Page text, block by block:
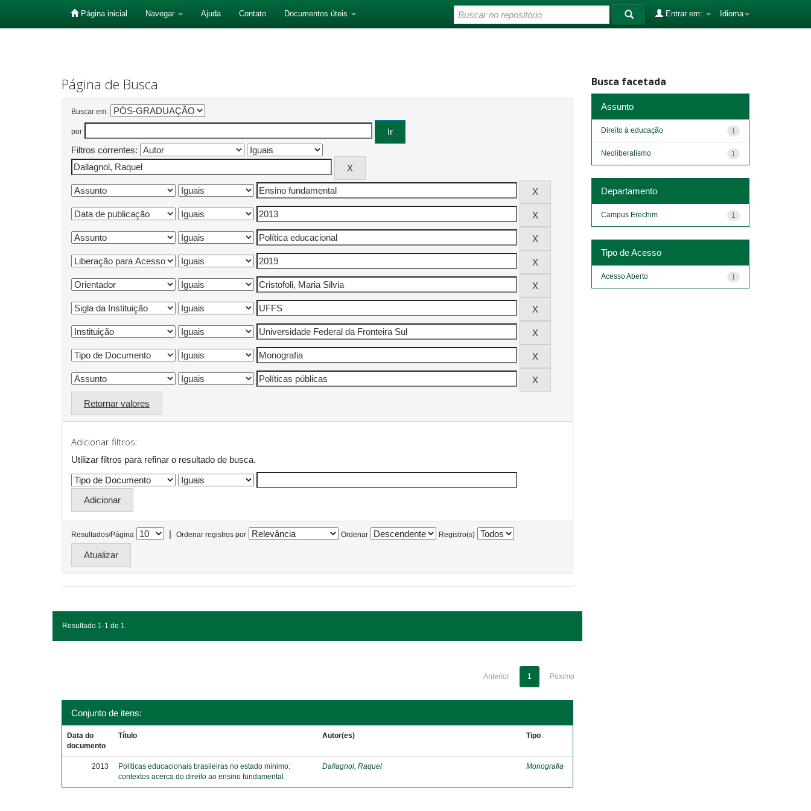
Página inicial Navegar Ajuda Contato Documentos úteis Idioma
Entrar em:
Página de Busca
Buscar em:
por
Filtros correntes:
Retornar valores
Adicionar filtros:
Utilizar filtros para refinar o resultado de busca.
Resultados/Página | Ordenar registros por Ordenar Registro(s)
Resultado 1-1 de 1.
Anterior 1 Póximo
Conjunto de itens:
Data do
documento
Título Autor(es) Tipo
2013
Políticas educacionais brasileiras no estado mínimo:
contextos acerca do direito ao ensino fundamental
Dallagnol, Raquel Monografia
Busca facetada
Assunto
1
Direito à educação
1
Neoliberalismo
Departamento
1
Campus Erechim
Tipo de Acesso
1
Acesso Aberto